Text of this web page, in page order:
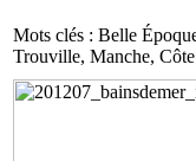
Mots clés : Belle
Trouville, Manche,